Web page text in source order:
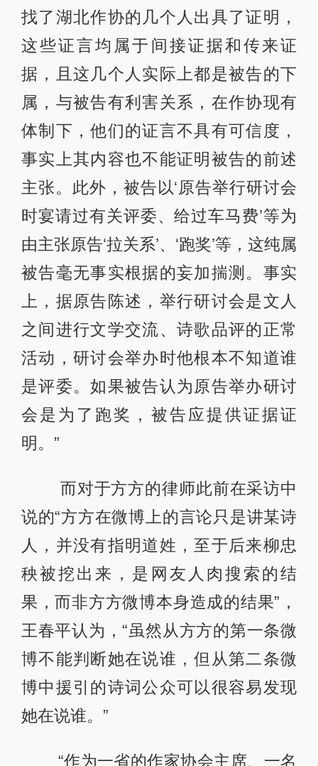
找了湖北作协的几个人出具了证明，
这些证言均属于间接证据和传来证
据，且这几个人实际上都是被告的下
属，与被告有利害关系，在作协现有
体制下，他们的证言不具有可信度，
事实上其内容也不能证明被告的前述
主张。此外，被告以‘原告举行研讨会
时宴请过有关评委、给过车马费’等为
由主张原告‘拉关系’、‘跑奖’等，这纯属
被告毫无事实根据的妄加揣测。事实
上，据原告陈述，举行研讨会是文人
之间进行文学交流、诗歌品评的正常
活动，研讨会举办时他根本不知道谁
是评委。如果被告认为原告举办研讨
会是为了跑奖，被告应提供证据证
明。”
而对于方方的律师此前在采访中
说的“方方在微博上的言论只是讲某诗
人，并没有指明道姓，至于后来柳忠
秧被挖出来，是网友人肉搜索的结
果，而非方方微博本身造成的结果”，
王春平认为，“虽然从方方的第一条微
博不能判断她在说谁，但从第二条微
博中援引的诗词公众可以很容易发现
她在说谁。”
“作为一省的作家协会主席、一名